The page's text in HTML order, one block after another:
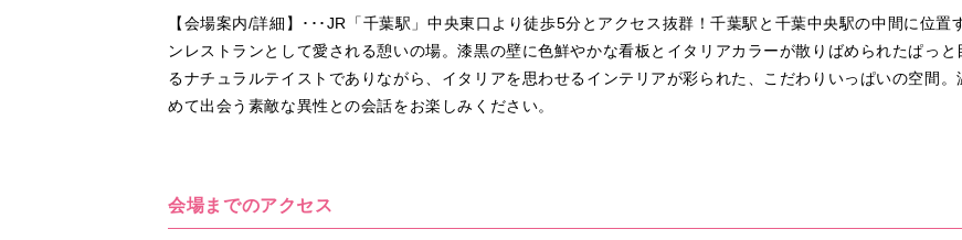
【会場案内/詳細】･･･JR「千葉駅」中央東口より徒歩5分とアクセス抜群！千葉駅と千葉中央駅の中間に位
ンレストランとして愛される憩いの場。漆黒の壁に色鮮やかな看板とイタリアカラーが散りばめられたぱっ
るナチュラルテイストでありながら、イタリアを思わせるインテリアが彩られた、こだわりいっぱいの空間
めて出会う素敵な異性との会話をお楽しみください。
会場までのアクセス